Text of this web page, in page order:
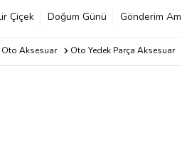
Çiçek Doğum Günü Gönderim
Oto Aksesuar Oto Yedek Parça Aksesuar